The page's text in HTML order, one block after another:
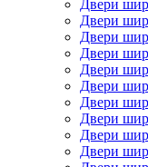
Двери
Двери
Двери
Двери
Двери
Двери
Двери
Двери
Двери
Двери